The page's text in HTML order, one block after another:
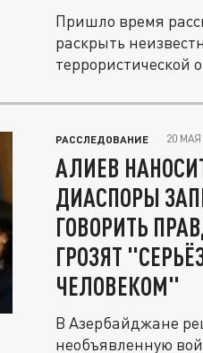
Пришло время
раскрыть
террористической
РАССЛЕДОВАНИЕ 20 МАЯ
АЛИЕВ
ДИАСПОРЫ
ГОВОРИТЬ
ГРОЗЯТ
ЧЕЛОВЕКОМ"
В Азербайджане
необъявленную